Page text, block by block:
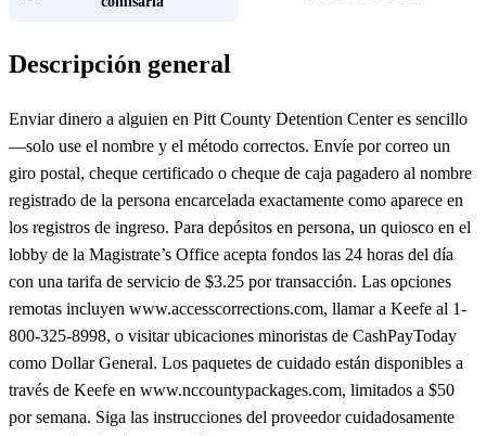
Descripción general
Enviar dinero a alguien en Pitt County Detention Center es sencillo
—solo use el nombre y el método correctos. Envíe por correo un
giro postal, cheque certificado o cheque de caja pagadero al nombre
registrado de la persona encarcelada exactamente como aparece en
los registros de ingreso. Para depósitos en persona, un quiosco en el
lobby de la Magistrate’s Office acepta fondos las 24 horas del día
con una tarifa de servicio de $3.25 por transacción. Las opciones
remotas incluyen www.accesscorrections.com, llamar a Keefe al 1-
800-325-8998, o visitar ubicaciones minoristas de CashPayToday
como Dollar General. Los paquetes de cuidado están disponibles a
través de Keefe en www.nccountypackages.com, limitados a $50
por semana. Siga las instrucciones del proveedor cuidadosamente